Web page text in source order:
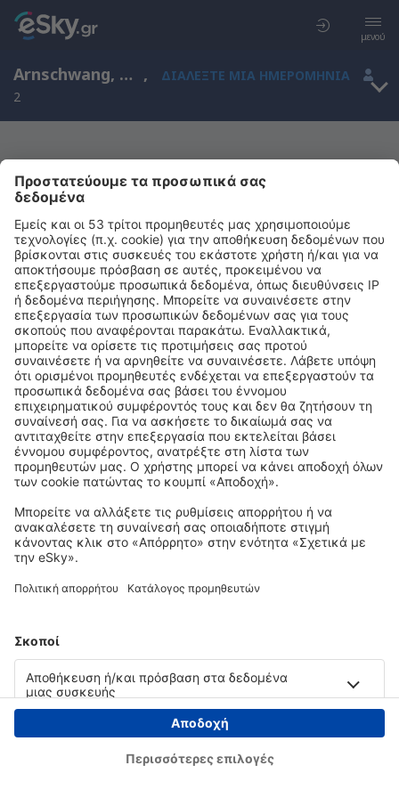
μενού
Arnschwang, Bavaria, Γερμανία ,
ΔΙΑΛΈΞΤΕ ΜΙΑ ΗΜΕΡΟΜΗΝΊΑ
2
Μας συγχωρείτε, δεν υπάρχουν
αποτελέσματα για την αναζήτησή σας
Προσπαθήστε να κάνετε αναζήτηση με διαφορετικά κριτήρια
Copyright © eSky.gr. Με την επιφύλαξη παντός νομίμου δικαιώματος.